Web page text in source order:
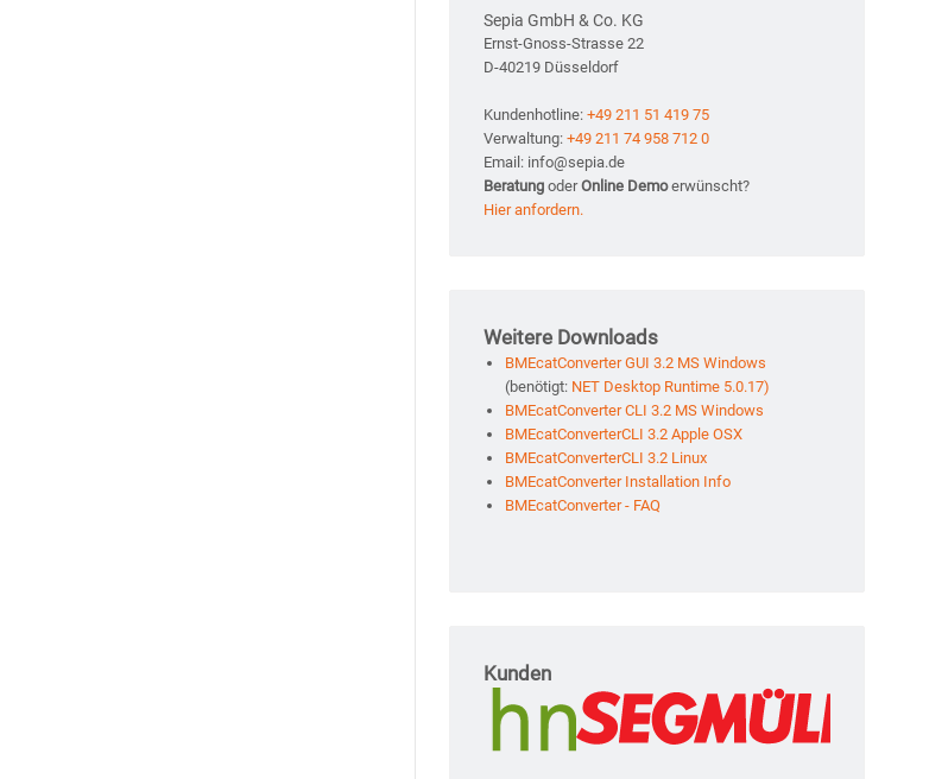
Sepia GmbH & Co. KG
Ernst-Gnoss-Strasse 22
D-40219 Düsseldorf
Kundenhotline: +49 211 51 419 75
Verwaltung: +49 211 74 958 712 0
Email: info@sepia.de
Beratung oderOnline Demoerwünscht?
Hier anfordern.
Weitere Downloads
BMEcatConverter GUI 3.2 MS Windows
(benötigt: NET Desktop Runtime 5.0.17)
BMEcatConverter CLI 3.2 MS Windows
BMEcatConverterCLI 3.2 Apple OSX
BMEcatConverterCLI 3.2 Linux
BMEcatConverter Installation Info
BMEcatConverter - FAQ
Kunden